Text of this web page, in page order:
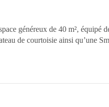
généreux de 40 m², équipé
de courtoisie ainsi qu’une